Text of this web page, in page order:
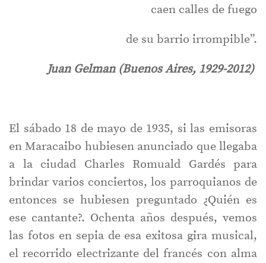
caen calles de fuego
de su barrio irrompible”.
Juan Gelman (Buenos Aires, 1929-2012)
El sábado 18 de mayo de 1935, si las emisoras
en Maracaibo hubiesen anunciado que llegaba
a la ciudad Charles Romuald Gardés para
brindar varios conciertos, los parroquianos de
entonces se hubiesen preguntado ¿Quién es
ese cantante?. Ochenta años después, vemos
las fotos en sepia de esa exitosa gira musical,
el recorrido electrizante del francés con alma